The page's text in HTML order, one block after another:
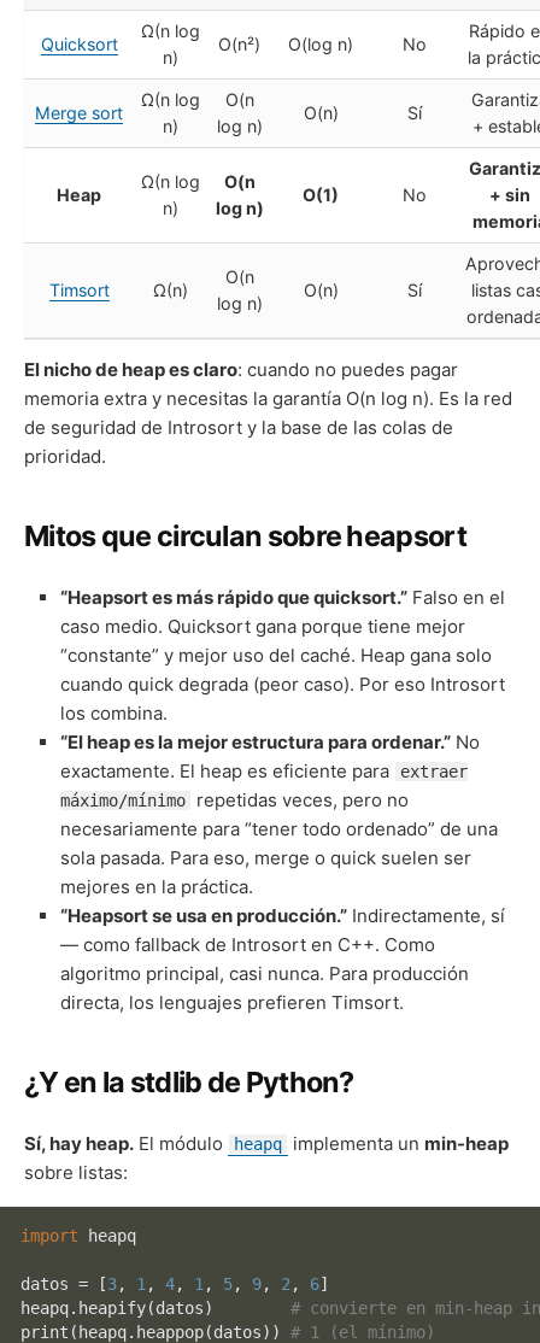
Quicksort
Ω(n log
n)
O(n²) O(log n) No
Rápido
la
Merge sort
Ω(n log
n)
O(n
log n)
O(n) Sí
+
Heap
Ω(n log
n)
O(n
log n)
O(1) No
+ sin
Timsort Ω(n)
O(n
log n)
O(n) Sí
listas
El nicho de heap es claro: cuando no puedes pagar
memoria extra y necesitas la garantía O(n log n). Es la red
de seguridad de Introsort y la base de las colas de
prioridad.
Mitos que circulan sobre heapsort
“Heapsort es más rápido que quicksort.” Falso en el
caso medio. Quicksort gana porque tiene mejor
“constante” y mejor uso del caché. Heap gana solo
cuando quick degrada (peor caso). Por eso Introsort
los combina.
“El heap es la mejor estructura para ordenar.” No
exactamente. El heap es eficiente para
extraer
máximo/mínimo
repetidas veces, pero no
necesariamente para “tener todo ordenado” de una
sola pasada. Para eso, merge o quick suelen ser
mejores en la práctica.
“Heapsort se usa en producción.” Indirectamente, sí
— como fallback de Introsort en C++. Como
algoritmo principal, casi nunca. Para producción
directa, los lenguajes prefieren Timsort.
¿Y en la stdlib de Python?
Sí, hay heap. El módulo heapq implementa un min-heap
sobre listas:
import heapq
datos = [3, 1, 4, 1, 5, 9, 2, 6]
heapq.heapify(datos) # convierte en min-heap
print (heapq.heappop(datos)) # 1 (el mínimo)